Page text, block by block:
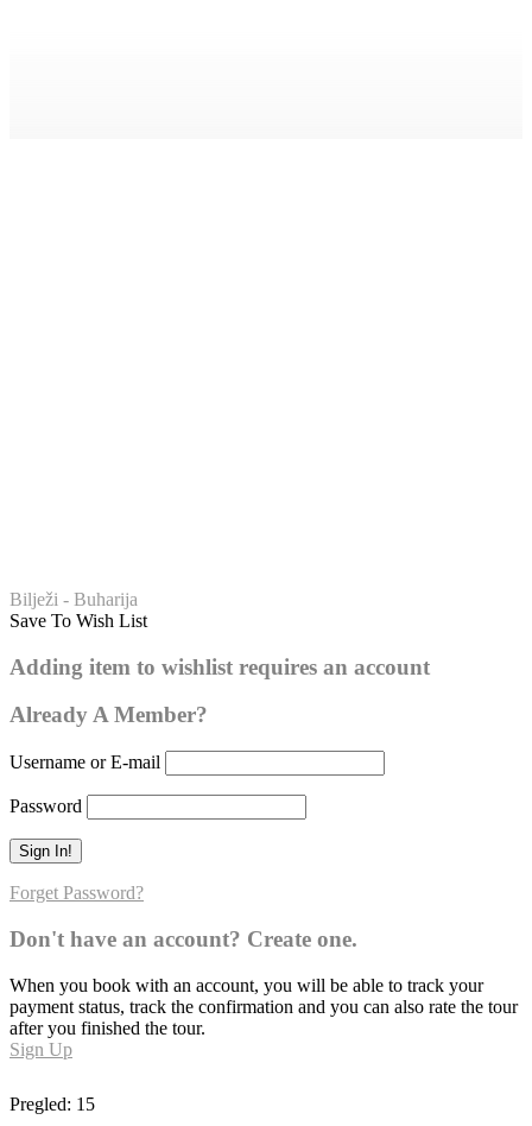
Buharija – broj hadisa: 42
Bilježi - Buharija
Save To Wish List
Adding item to wishlist requires an account
Already A Member?
Username or E-mail
Password
Forget Password?
Don't have an account? Create one.
When you book with an account, you will be able to track your
payment status, track the confirmation and you can also rate the tour
after you finished the tour.
Sign Up
Pregled: 15